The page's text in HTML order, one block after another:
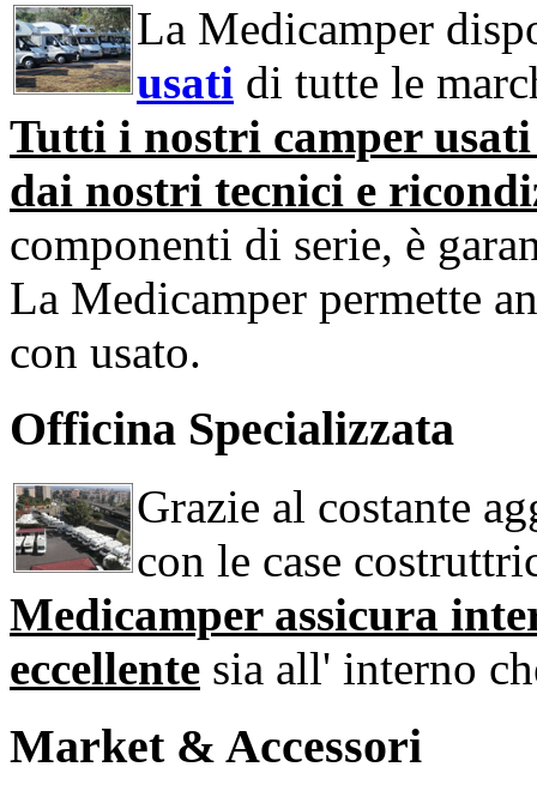
La Medicamper
usati di tutte le
Tutti i nostri camper
dai nostri tecnici e
componenti di serie, è
La Medicamper permette
con usato.
Officina Specializzata
Grazie al costante
con le case
Medicamper assicura
eccellente sia all' interno
Market & Accessori